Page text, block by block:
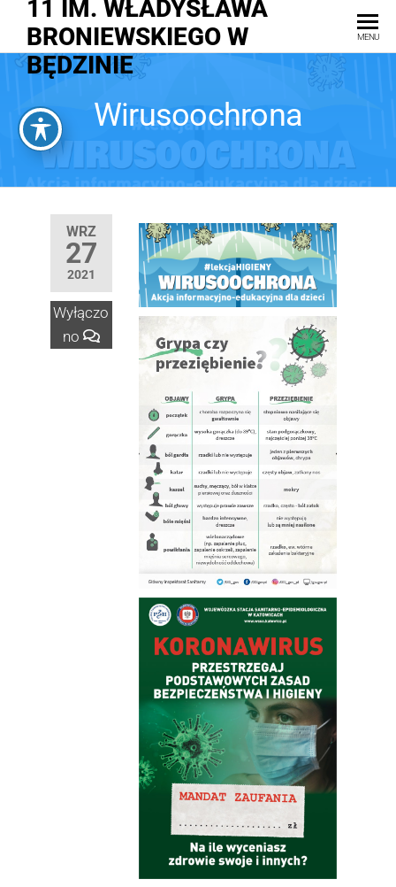
11 IM. WŁADYSŁAWA
BRONIEWSKIEGO W
BĘDZINIE
MENU
Wirusoochrona
WRZ
27
2021
Wyłączo
no